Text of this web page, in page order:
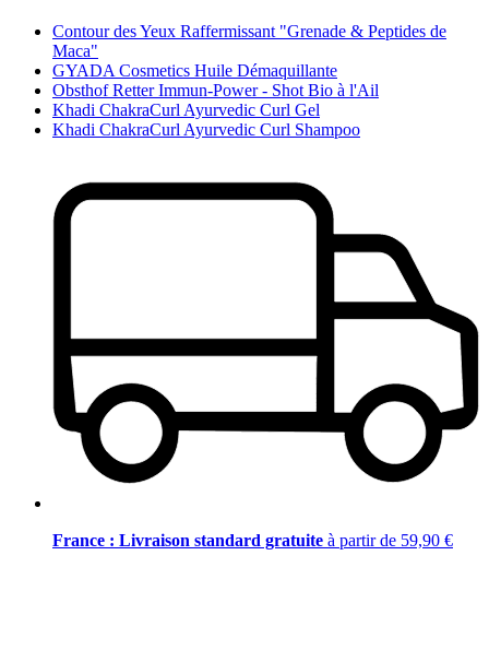
Contour des Yeux Raffermissant "Grenade & Peptides de
Maca"
GYADA Cosmetics Huile Démaquillante
Obsthof Retter Immun-Power - Shot Bio à l'Ail
Khadi ChakraCurl Ayurvedic Curl Gel
Khadi ChakraCurl Ayurvedic Curl Shampoo
France : Livraison standard gratuite à partir de 59,90 €